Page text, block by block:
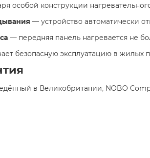
особой конструкции
— устройство автоматически
— передняя панель нагревается не
безопасную эксплуатацию в жилых
в Великобритании, NOBO